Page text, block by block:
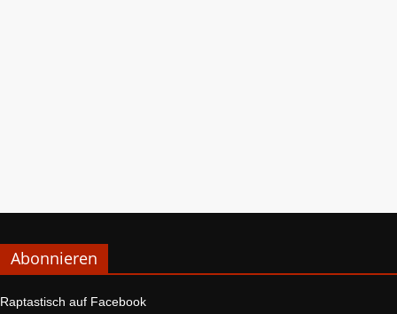
Abonnieren
Raptastisch auf Facebook